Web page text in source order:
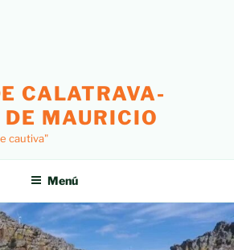
CALATRAVA-
MAURICIO
cautiva"
Menú